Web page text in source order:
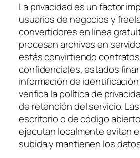
La privacidad es un factor
usuarios de negocios y
convertidores en línea
procesan archivos en
estás convirtiendo contratos
confidenciales, estados
información de
verifica la política de
de retención del servicio.
escritorio o de código
ejecutan localmente evitan
subida y mantienen los